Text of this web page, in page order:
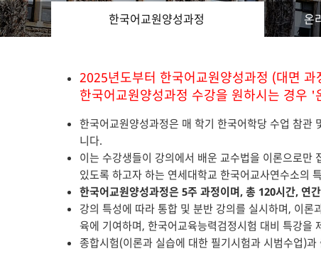
한국어교원양성과정 온
2025년도부터 한국어교원양성과정 (대면 과
한국어교원양성과정 수강을 원하시는 경우
한국어교원양성과정은 매 학기 한국어학당 수업 참관
니다.
이는 수강생들이 강의에서 배운 교수법을 이론으로만
있도록 하고자 하는 연세대학교 한국어교사연수소의
한국어교원양성과정은 5주 과정이며, 총 120시간, 연
강의 특성에 따라 통합 및 분반 강의를 실시하며, 이
육에 기여하며, 한국어교육능력검정시험 대비 특강을
종합시험(이론과 실습에 대한 필기시험과 시범수업)과